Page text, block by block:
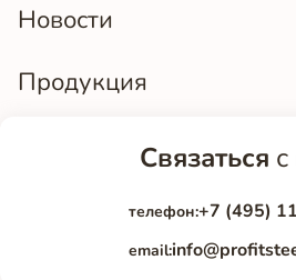
Новости
Продукция
Связаться
телефон:+7 (495)
email: